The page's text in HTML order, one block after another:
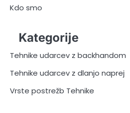
Kdo smo
Kategorije
Tehnike udarcev z backhandom
Tehnike udarcev z dlanjo naprej
Vrste postrežb Tehnike